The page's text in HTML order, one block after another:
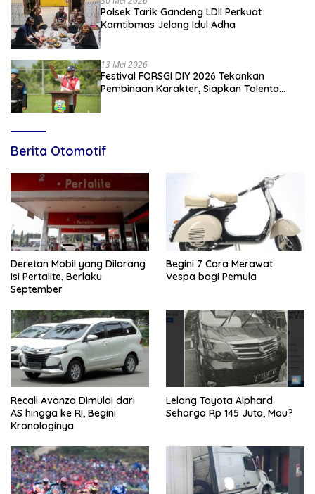
Polsek Tarik Gandeng LDII Perkuat
Kamtibmas Jelang Idul Adha
13 Mei 2026
Festival FORSGI DIY 2026 Tekankan
Pembinaan Karakter, Siapkan Talenta
Berita Otomotif
Deretan Mobil yang Dilarang
Isi Pertalite, Berlaku
September
Begini 7 Cara Merawat
Vespa bagi Pemula
Recall Avanza Dimulai dari
AS hingga ke RI, Begini
Kronologinya
Lelang Toyota Alphard
Seharga Rp 145 Juta, Mau?